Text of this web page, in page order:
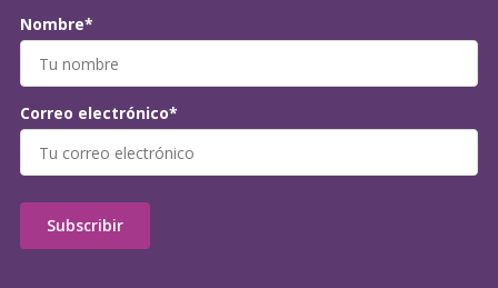
Nombre*
Correo electrónico*
Subscribir